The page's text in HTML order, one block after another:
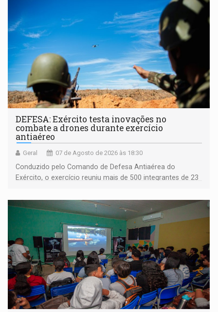
DEFESA: Exército testa inovações no
combate a drones durante exercício
antiaéreo
Geral 07 de Agosto de 2026 às 18:30
Conduzido pelo Comando de Defesa Antiaérea do
Exército, o exercício reuniu mais de 500 integrantes de 23